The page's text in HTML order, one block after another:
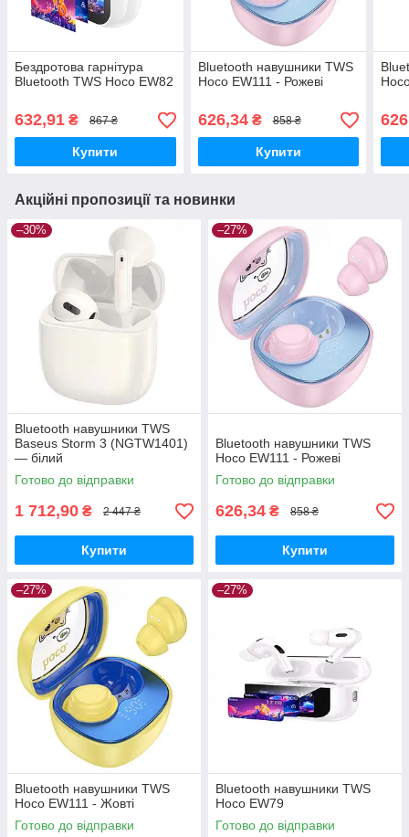
Бездротова гарнітура
Bluetooth TWS Hoco EW82
632,91 ₴ 867 ₴
Купити
Bluetooth навушники TWS
Hoco EW111 - Рожеві
626,34₴ 858 ₴
Купити
Акційні пропозиції та новинки
–30%
Bluetooth навушники TWS
Baseus Storm 3 (NGTW1401)
— білий
Готово до відправки
1 712,90 ₴ 2 447 ₴
Купити
–27%
Bluetooth навушники TWS
Hoco EW111 - Рожеві
Готово до відправки
626,34 ₴ 858 ₴
Купити
–27%
Bluetooth навушники TWS
Hoco EW111 - Жовті
Готово до відправки
–27%
Bluetooth навушники TWS
Hoco EW79
Готово до відправки